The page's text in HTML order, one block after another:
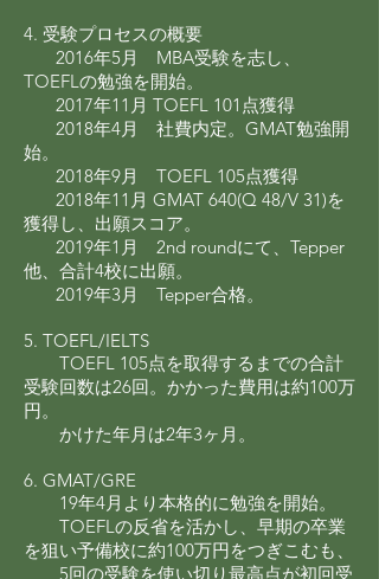
4. 受験プロセスの概要
2016年5月 MBA受験を志し、
TOEFLの勉強を開始。
2017年11月 TOEFL 101点獲得
2018年4月 社費内定。GMAT勉強開
始。
2018年9月 TOEFL 105点獲得
2018年11月 GMAT 640(Q 48/V 31)を
獲得し、出願スコア。
2019年1月 2nd roundにて、Tepper
他、合計4校に出願。
2019年3月 Tepper合格。
5. TOEFL/IELTS
TOEFL 105点を取得するまでの合計
受験回数は26回。かかった費用は約100万
円。
かけた年月は2年3ヶ月。
6. GMAT/GRE
19年4月より本格的に勉強を開始。
TOEFLの反省を活かし、早期の卒業
を狙い予備校に約100万円をつぎこむも、
5回の受験を使い切り最高点が初回受